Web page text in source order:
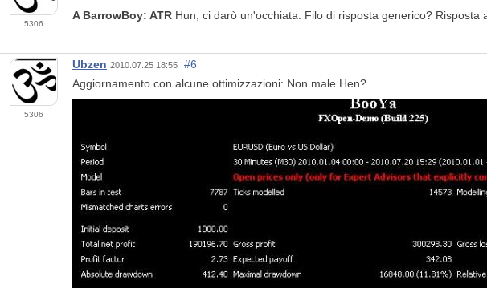
5306
A BarrowBoy: ATR Hun, ci darò un'occhiata. Filo di risposta generico? Risposta
5306
Ubzen 2010.07.25 18:55
#6
Aggiornamento con alcune ottimizzazioni: Non male Hen?